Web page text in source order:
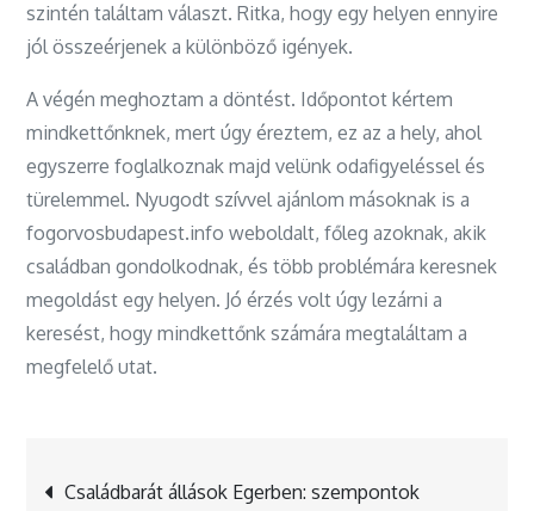
szintén találtam választ. Ritka, hogy egy helyen ennyire
jól összeérjenek a különböző igények.
A végén meghoztam a döntést. Időpontot kértem
mindkettőnknek, mert úgy éreztem, ez az a hely, ahol
egyszerre foglalkoznak majd velünk odafigyeléssel és
türelemmel. Nyugodt szívvel ajánlom másoknak is a
fogorvosbudapest.info weboldalt, főleg azoknak, akik
családban gondolkodnak, és több problémára keresnek
megoldást egy helyen. Jó érzés volt úgy lezárni a
keresést, hogy mindkettőnk számára megtaláltam a
megfelelő utat.
Bejegyzés
Családbarát állások Egerben: szempontok